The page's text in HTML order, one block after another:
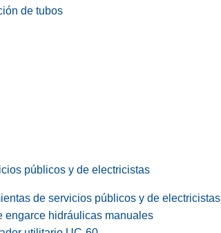
de tubos
públicos y de electricistas
de servicios públicos y de electricistas
engarce hidráulicas manuales